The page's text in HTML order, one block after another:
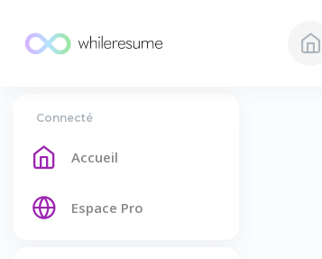
Connecté
Accueil
Espace Pro